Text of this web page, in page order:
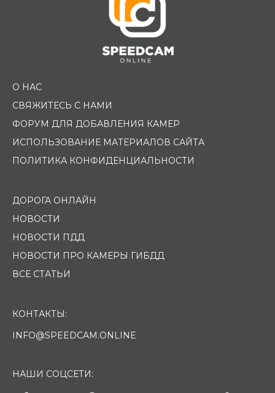
О НАС
СВЯЖИТЕСЬ С НАМИ
ФОРУМ ДЛЯ ДОБАВЛЕНИЯ КАМЕР
ИСПОЛЬЗОВАНИЕ МАТЕРИАЛОВ САЙТА
ПОЛИТИКА КОНФИДЕНЦИАЛЬНОСТИ
ДОРОГА ОНЛАЙН
НОВОСТИ
НОВОСТИ ПДД
НОВОСТИ ПРО КАМЕРЫ ГИБДД
ВСЕ СТАТЬИ
КОНТАКТЫ:
INFO@SPEEDCAM.ONLINE
НАШИ СОЦСЕТИ: